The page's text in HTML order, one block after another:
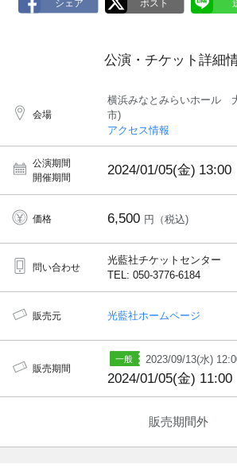
公演・チケット詳細
会場
横浜みなとみらいホール
市)
アクセス情報
公演期間
開催期間
2024/01/05(金) 13:00
価格 6,500 円（税込)
問い合わせ
光藍社チケットセンター
TEL: 050-3776-6184
販売元 光藍社ホームページ
販売期間
2023/09/13(水)
2024/01/05(金) 11:00
販売期間外